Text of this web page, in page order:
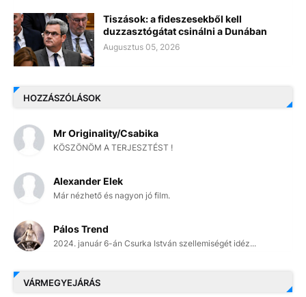
Tiszások: a fideszesekből kell
duzzasztógátat csinálni a Dunában
Augusztus 05, 2026
HOZZÁSZÓLÁSOK
Mr Originality/Csabika
KÖSZÖNÖM A TERJESZTÉST !
Alexander Elek
Már nézhető és nagyon jó film.
Pálos Trend
2024. január 6-án Csurka István szellemiségét idéz...
VÁRMEGYEJÁRÁS